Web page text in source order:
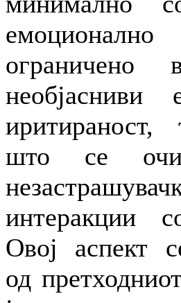
емоционално
ограничено
необјасниви
иритираност,
што се
интеракции
Овој аспект
од